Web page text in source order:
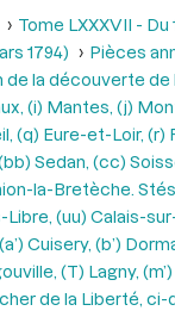
Tome LXXXVII - Du
1794)
Pièces
la découverte
(i) Mantes, (j)
Eure-et-Loir,
Sedan, (cc)
la-Bretèche.
(uu) Calais-
(b’)
(T) Lagny,
de la Liberté, ci-